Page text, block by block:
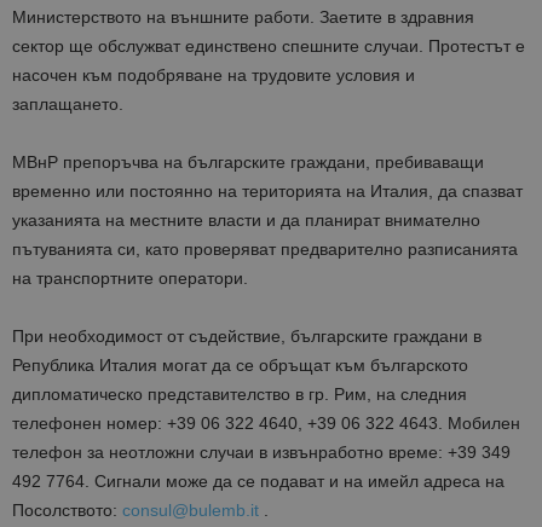
Министерството на външните работи. Заетите в здравния
сектор ще обслужват единствено спешните случаи. Протестът е
насочен към подобряване на трудовите условия и
заплащането.
МВнР препоръчва на българските граждани, пребиваващи
временно или постоянно на територията на Италия, да спазват
указанията на местните власти и да планират внимателно
пътуванията си, като проверяват предварително разписанията
на транспортните оператори.
При необходимост от съдействие, българските граждани в
Република Италия могат да се обръщат към българското
дипломатическо представителство в гр. Рим, на следния
телефонен номер: +39 06 322 4640, +39 06 322 4643. Мобилен
телефон за неотложни случаи в извънработно време: +39 349
492 7764. Сигнали може да се подават и на имейл адреса на
Посолството: consul@bulemb.it .